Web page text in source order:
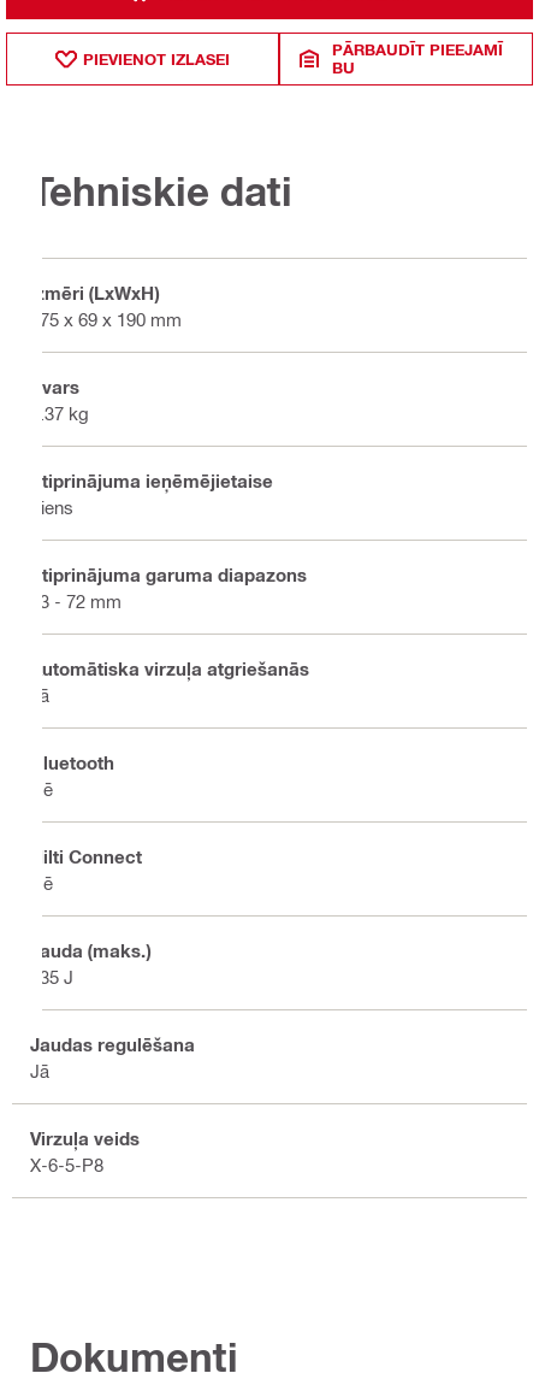
PIEVIENOT IZLASEI
PĀRBAUDĪT PIEEJAMĪ
BU
Tehniskie dati
Izmēri (LxWxH)
475 x 69 x 190 mm
Svars
3.37 kg
Stiprinājuma ieņēmējietaise
Viens
Stiprinājuma garuma diapazons
13 - 72 mm
Automātiska virzuļa atgriešanās
Jā
Bluetooth
Nē
Hilti Connect
Nē
Jauda (maks.)
335 J
Jaudas regulēšana
Jā
Virzuļa veids
X-6-5-P8
Dokumenti